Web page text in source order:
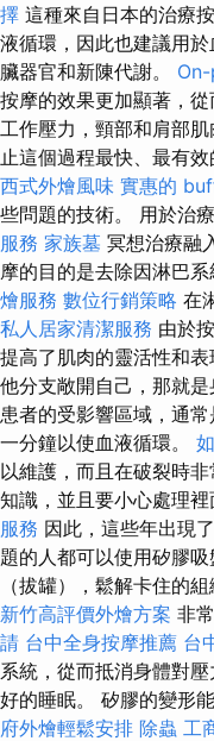
擇 這種來自日本的治療
液循環，因此也建議用於
臟器官和新陳代謝。
按摩的效果更加顯著，
工作壓力，頸部和肩部
止這個過程最快、最有
西式外燴風味 實惠的
些問題的技術。 用於治
服務 家族墓 冥想治療融
摩的目的是去除因淋巴
燴服務 數位行銷策略 在
私人居家清潔服務 由於
提高了肌肉的靈活性和表
他分支敞開自己，那就
患者的受影響區域，通常
一分鐘以使血液循環。
以維護，而且在破裂時非
知識，並且要小心處理
服務 因此，這些年出現
題的人都可以使用矽膠
（拔罐），鬆解卡住的
新竹高評價外燴方案 非
請 台中全身按摩推薦 台
系統，從而抵消身體對
好的睡眠。 矽膠的變形
府外燴輕鬆安排 除蟲 工